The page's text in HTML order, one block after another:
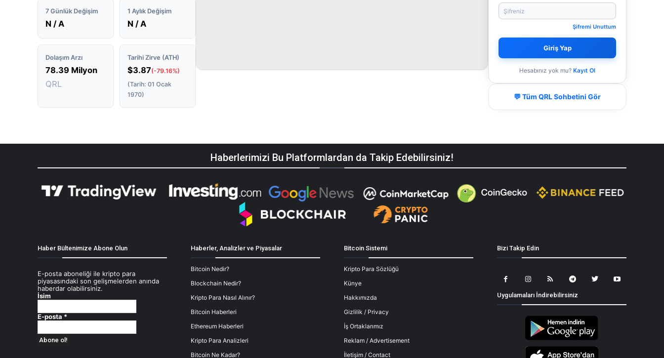
7 Günlük Değişim
N / A
1 Aylık Değişim
N / A
Dolaşım Arzı
78.39 Milyon
QRL
Tarihi Zirve (ATH)
$3.87(-79.16%)
(Tarih: 01 Ocak
1970)
Şifremi Unuttum
Giriş Yap
Hesabınız yok mu? Kayıt Ol
💬 Tüm QRL Sohbetini Gör
Haberlerimizi Bu Platformlardan da Takip Edebilirsiniz!
Haber Bültenimize Abone Olun
E-posta aboneliği ile kripto para
piyasasındaki son gelişmelerden anında
haberdar olabilirsiniz.
İsim
E-posta *
Haberler, Analizler ve Piyasalar
Bitcoin Nedir?
Blockchain Nedir?
Kripto Para Nasıl Alınır?
Bitcoin Haberleri
Ethereum Haberleri
Kripto Para Analizleri
Bitcoin Ne Kadar?
Bitcoin Sistemi
Kripto Para Sözlüğü
Künye
Hakkımızda
Gizlilik / Privacy
İş Ortaklarımız
Reklam / Advertisement
İletişim / Contact
Bizi Takip Edin
Uygulamaları İndirebilirsiniz